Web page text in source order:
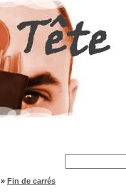
» Fin de carrés